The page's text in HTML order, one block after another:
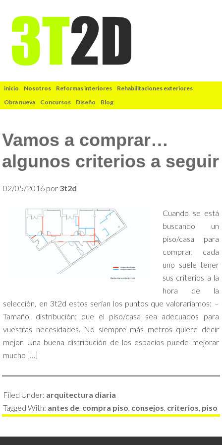
inicio Nosotros Reformas interiores
Rehabilitaciones exteriores
Obra nueva
Concursos Diseño Blog
Vamos a comprar…
algunos criterios a seguir
02/05/2016 por 3t2d
Cuando se está
buscando un
piso/casa para
comprar, cada
uno suele tener
sus criterios a la
hora de la
selección, en 3t2d estos serían los puntos que valorariamos: –
Tamaño, distribución: que el piso/casa sea adecuados para
vuestras necesidades. No siempre más metros quiere decir
mejor. Una buena distribución de los espacios puede mejorar
mucho […]
Filed Under: arquitectura diaria
Tagged With: antes de, compra piso, consejos, criterios, piso